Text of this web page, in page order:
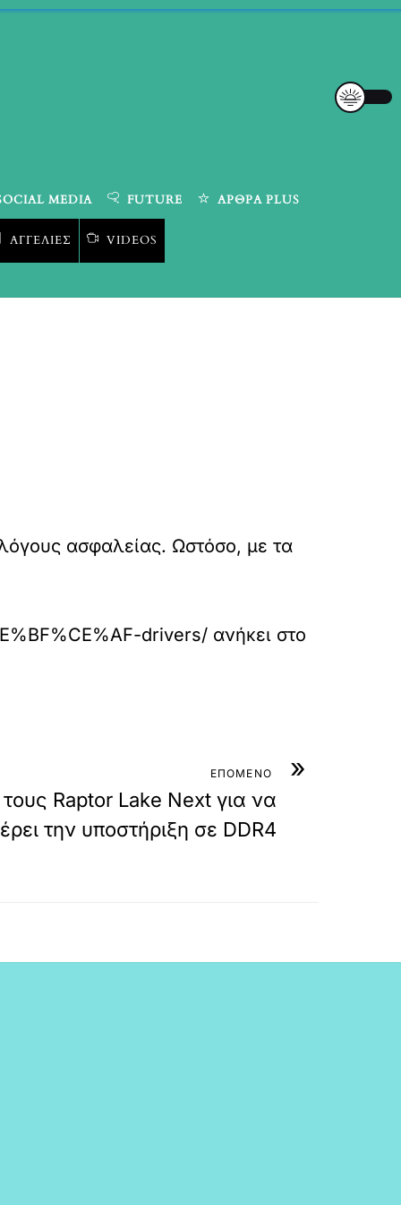
MEDIA FUTURE ΆΡΘΡΑ PLUS
ΑΓΓΕΛΊΕΣ VIDEOS
ασφαλείας. Ωστόσο, με τα
drivers/ ανήκει στο
»
ΕΠΟΜΕΝΟ
τους Raptor Lake Next για να
την υποστήριξη σε DDR4